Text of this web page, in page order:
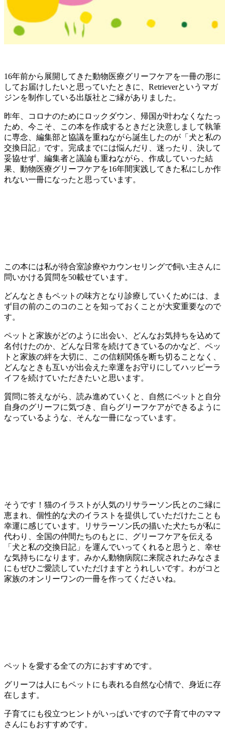
16年前から展開してきた動物医療グリーフケアを一冊の形に
してお届けしたいと思っていたときに、Retrieverというマガ
ジンを制作している出版社とご縁がありました。
昨年、コロナのためにロックダウン、帰国が叶わなくなたっ
ため、今こそ、この本を作成するときだと決意しまして執筆
に専念、編集部と協議を重ねながら誕生したのが「犬と私の
交換日記」です。完成までには悩んだり、迷ったり、決して
妥協せず、編集者と議論も重ねながら、作成していった結
果、動物医療グリーフケアを16年間実践してきた私にしか作
れない一冊になったと思っています。
この本には私が待合室診療やカウンセリングで飼い主さんに
問いかける質問を50載せています。
どんなときもペットの味方となり診療していくためには、ま
ず目の前のこのコのことを知っておくことが大変重要なので
す。
ペットと家族がどのように出会い、どんなお気持ちを込めて
名付けたのか、どんな日常を続けてきているのかなど、ペッ
トと家族の絆を大切に、この信頼関係を断ち切ることなく、
どんなときも互いが出会えた幸運をお守りにしてハッピーラ
イフを続けていただきたいと思います。
質問に答えながら、読み進めていくと、自然にペットと自分
自身のグリーフに気づき、自らグリーフケアができるように
なっているような、そんな一冊になっています。
そうです！猫のイラストが人気のリサラーソン氏とのご縁に
恵まれ、個性的な犬のイラストを提供していただけたことも
幸運に感じています。リサラーソン氏の描いた犬たちが私に
代わり、全国の仲間たちのもとに、グリーフケアを伝える
「犬と私の交換日記」を運んでいってくれると思うと、幸せ
な気持ちになります。みかん動物病院に来院されたみなさま
にもぜひご愛読していただけますとうれしいです。わがコと
家族のオンリーワンの一冊を作ってくださいね。
ペットを愛する全ての方におすすめです。
グリーフは人にもペットにも表れる自然な心情で、身近に存
在します。
子育てにも役立つヒントがいっぱいですので子育て中のママ
さんにもおすすめです。